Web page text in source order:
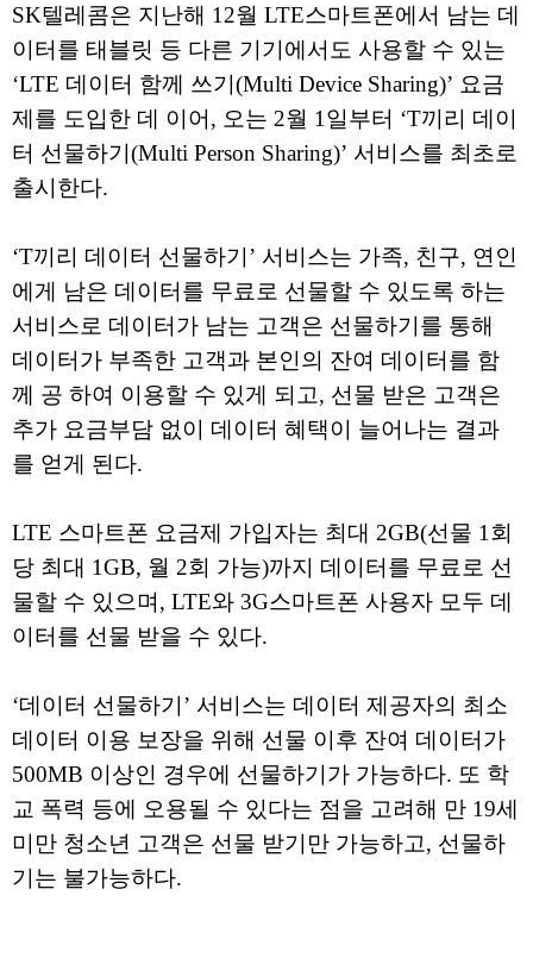
SK텔레콤은 지난해 12월 LTE스마트폰에서 남는 데
이터를 태블릿 등 다른 기기에서도 사용할 수 있는
‘LTE 데이터 함께 쓰기(Multi Device Sharing)’ 요금
제를 도입한 데 이어, 오는 2월 1일부터 ‘T끼리 데이
터 선물하기(Multi Person Sharing)’ 서비스를 최초로
출시한다.
‘T끼리 데이터 선물하기’ 서비스는 가족, 친구, 연인
에게 남은 데이터를 무료로 선물할 수 있도록 하는
서비스로 데이터가 남는 고객은 선물하기를 통해
데이터가 부족한 고객과 본인의 잔여 데이터를 함
께 공 하여 이용할 수 있게 되고, 선물 받은 고객은
추가 요금부담 없이 데이터 혜택이 늘어나는 결과
를 얻게 된다.
LTE 스마트폰 요금제 가입자는 최대 2GB(선물 1회
당 최대 1GB, 월 2회 가능)까지 데이터를 무료로 선
물할 수 있으며, LTE와 3G스마트폰 사용자 모두 데
이터를 선물 받을 수 있다.
‘데이터 선물하기’ 서비스는 데이터 제공자의 최소
데이터 이용 보장을 위해 선물 이후 잔여 데이터가
500MB 이상인 경우에 선물하기가 가능하다. 또 학
교 폭력 등에 오용될 수 있다는 점을 고려해 만 19세
미만 청소년 고객은 선물 받기만 가능하고, 선물하
기는 불가능하다.